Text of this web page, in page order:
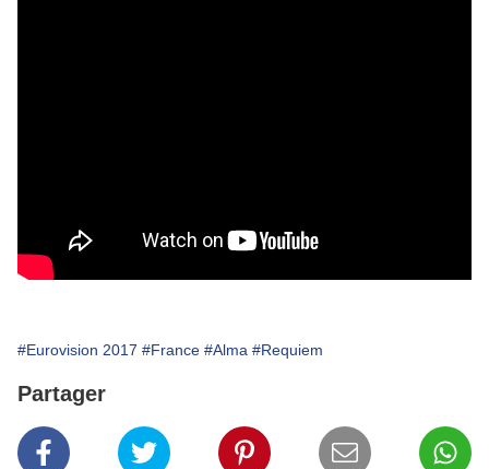
#Eurovision 2017 #France #Alma #Requiem
Partager